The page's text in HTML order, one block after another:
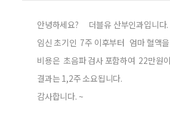
안녕하세요? 더블유 산부인과입니다.
임신 초기인 7주 이후부터 엄마 혈액
비용은 초음파 검사 포함하여 22만원
결과는 1,2주 소요됩니다.
감사합니다. ~